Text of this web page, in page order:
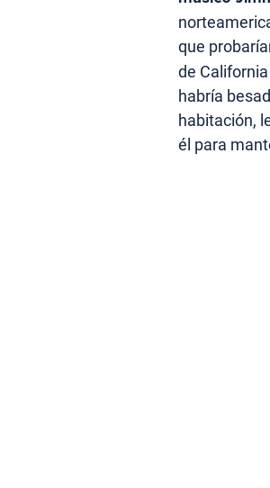
que
de
habría
habitación,
él para